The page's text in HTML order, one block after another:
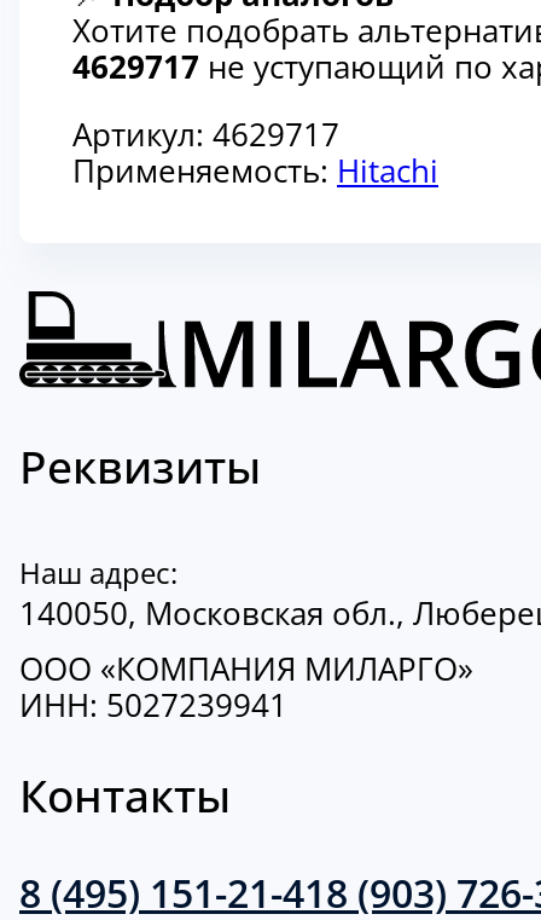
Хотите подобрать
4629717 не уступающий по
Артикул: 4629717
Применяемость: Hitachi
Реквизиты
Наш адрес:
140050, Московская обл.,
ООО «КОМПАНИЯ МИЛАРГО»
ИНН: 5027239941
Контакты
8 (495) 151-21-418 (903)